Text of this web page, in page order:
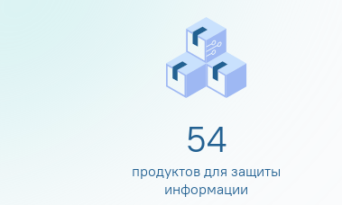
60
продуктов для защиты
информации